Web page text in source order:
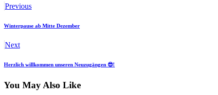
Previous
Winterpause ab Mitte Dezember
Next
Herzlich willkommen unseren Neuzugängen 😎!
You May Also Like